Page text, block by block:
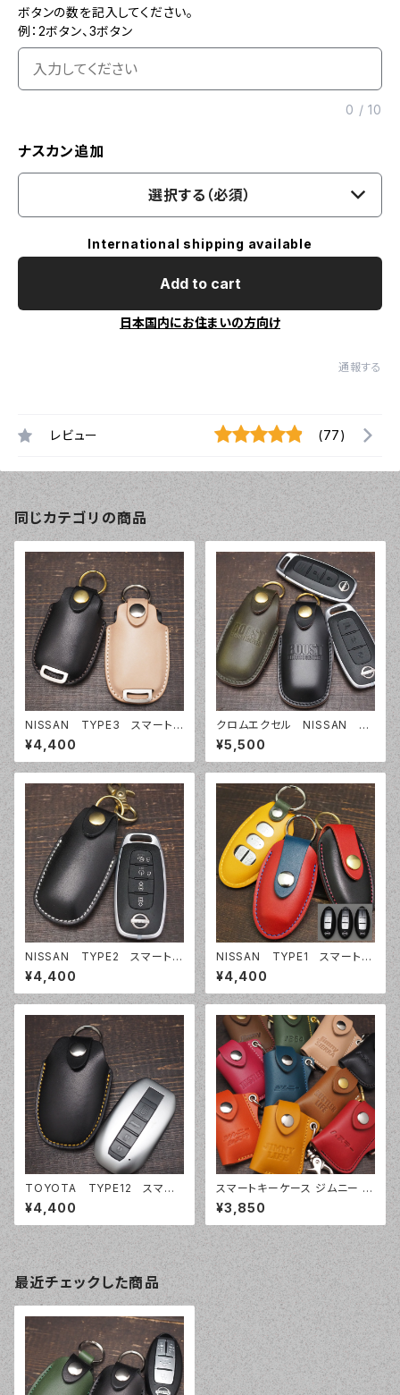
ボタンの数を記入してください。
例：2ボタン、3ボタン
0 /10
ナスカン追加
選択する（必須）
International shipping available
Add to cart
日本国内にお住まいの方向け
通報する
レビュー (77)
同じカテゴリの商品
NISSAN TYPE3 スマートキ
ーケース スマートキーカバ
ー オーダーメイド 本革レザ
ー ニッサン 日産
¥4,400
クロムエクセル NISSAN T
YPE2 スマートキーケース ス
マートキーカバー オーダーメ
イド アリア サクラ エクスト
TRAIL 本革レザー ニッサン
日産 インテリジェントキーカバ
¥5,500
NISSAN TYPE2 スマートキ
ーケース スマートキーカバ
ー オーダーメイド アリア
サクラ エクストレイル ARIA
レザー ニッサン 日産 インテリ
ジェントキーカバー
¥4,400
NISSAN TYPE1 スマートキ
ーケース スマートキーカバ
ー オーダーメイド 本革レザ
ー ニッサン 日産 インテリジェ
¥4,400
TOYOTA TYPE12 スマー
トキーケース スマートキーカバ
ー オーダーメイド 本革レザ
ー トヨタ
¥4,400
スマートキーケース ジムニー ハ
スラー ジムニーシエラ JB64 J
B74 JC74 SUZUKI スズキ ク
ロスビー ラパン フロンクス / X
BEE Lapin FRONX
¥3,850
最近チェックした商品